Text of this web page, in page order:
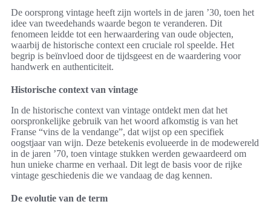
De oorsprong vintage heeft zijn wortels in de jaren ’30, toen het
idee van tweedehands waarde begon te veranderen. Dit
fenomeen leidde tot een herwaardering van oude objecten,
waarbij de historische context een cruciale rol speelde. Het
begrip is beïnvloed door de tijdsgeest en de waardering voor
handwerk en authenticiteit.
Historische context van vintage
In de historische context van vintage ontdekt men dat het
oorspronkelijke gebruik van het woord afkomstig is van het
Franse “vins de la vendange”, dat wijst op een specifiek
oogstjaar van wijn. Deze betekenis evolueerde in de modewereld
in de jaren ’70, toen vintage stukken werden gewaardeerd om
hun unieke charme en verhaal. Dit legt de basis voor de rijke
vintage geschiedenis die we vandaag de dag kennen.
De evolutie van de term